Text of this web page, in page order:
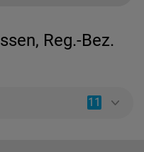
Reg.-Bez.
11